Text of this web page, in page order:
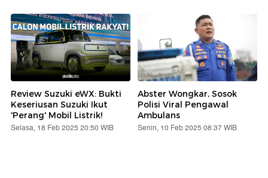
Review Suzuki eWX: Bukti
Keseriusan Suzuki Ikut
'Perang' Mobil Listrik!
Selasa, 18 Feb 2025 20:50 WIB
Abster Wongkar, Sosok
Polisi Viral Pengawal
Ambulans
Senin, 10 Feb 2025 08:37 WIB